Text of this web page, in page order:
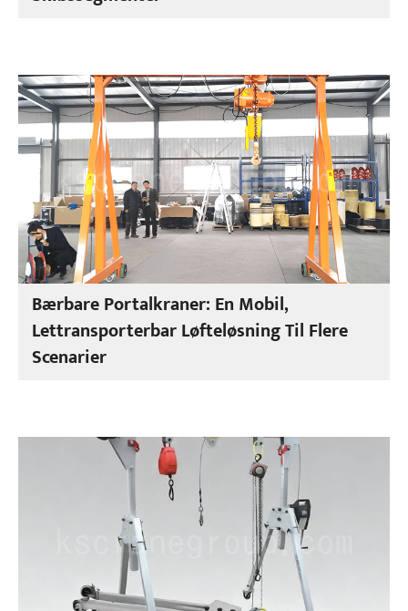
Bærbare Portalkraner: En Mobil,
Lettransporterbar Løfteløsning Til Flere
Scenarier